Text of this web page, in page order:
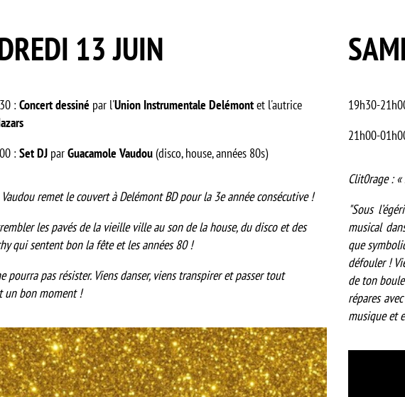
13 JUIN
: Concert dessiné par l'Union Instrumentale Delémontet l'autrice
: Set DJ parGuacamole Vaudou(disco, house, années 80s)
Vaudou remet le couvert à Delémont BD pour la 3e année consécutive !
les pavés de la vieille ville au son de la house, du disco et des
qui sentent bon la fête et les années 80 !
pourra pas résister. Viens danser, viens transpirer et passer tout
un bon moment !
19h30-
21h00-
Clit0rage :
"Sous
musical
que
défouler !
de ton
répares
musique et